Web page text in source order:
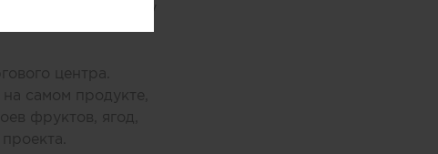
по производству
центра.
самом продукте,
фруктов, ягод,